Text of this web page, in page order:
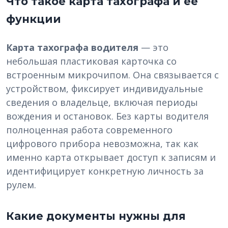
функции
Карта тахографа водителя — это
небольшая пластиковая карточка со
встроенным микрочипом. Она связывается с
устройством, фиксирует индивидуальные
сведения о владельце, включая периоды
вождения и остановок. Без карты водителя
полноценная работа современного
цифрового прибора невозможна, так как
именно карта открывает доступ к записям и
идентифицирует конкретную личность за
рулем.
Какие документы нужны для